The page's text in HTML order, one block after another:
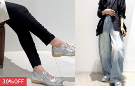
30%OFF